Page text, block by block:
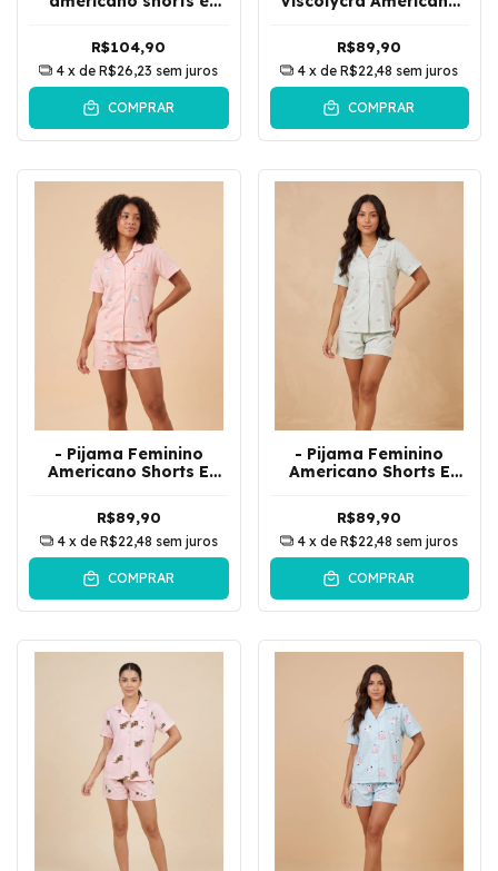
laço | verde
R$104,90
4 x deR$26,23 sem juros
COMPRAR
Poa | Rosa
R$89,90
4 x deR$22,48 sem juros
COMPRAR
- Pijama Feminino
Americano Shorts E
| Rosa
R$89,90
4 x de R$22,48 sem juros
COMPRAR
- Pijama Feminino
Americano Shorts E
| Verde
R$89,90
4 x deR$22,48 sem juros
COMPRAR